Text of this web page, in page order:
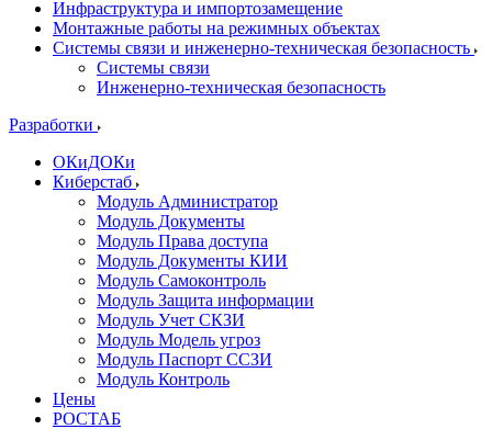
Инфраструктура и импортозамещение
Монтажные работы на режимных объектах
Системы связи и инженерно-техническая безопасность
Системы связи
Инженерно-техническая безопасность
Разработки
ОКиДОКи
Киберстаб
Модуль Администратор
Модуль Документы
Модуль Права доступа
Модуль Документы КИИ
Модуль Самоконтроль
Модуль Защита информации
Модуль Учет СКЗИ
Модуль Модель угроз
Модуль Паспорт ССЗИ
Модуль Контроль
Цены
РОСТАБ